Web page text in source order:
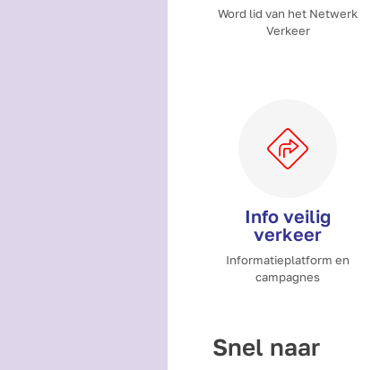
Word lid van het Netwerk
Verkeer
Info veilig
verkeer
Informatieplatform en
campagnes
Snel naar